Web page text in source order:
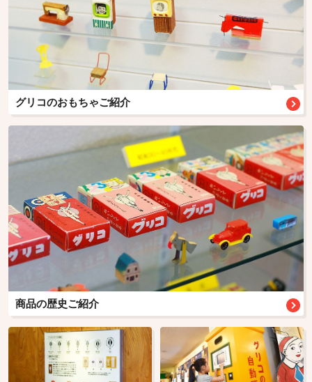
グリコのおもちゃご紹介
商品の歴史ご紹介